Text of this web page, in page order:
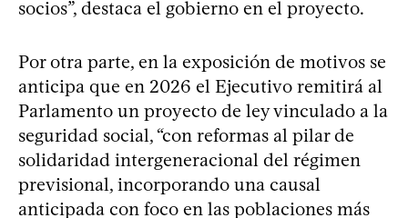
socios”, destaca el gobierno en el proyecto.
Por otra parte, en la exposición de motivos se
anticipa que en 2026 el Ejecutivo remitirá al
Parlamento un proyecto de ley vinculado a la
seguridad social, “con reformas al pilar de
solidaridad intergeneracional del régimen
previsional, incorporando una causal
anticipada con foco en las poblaciones más